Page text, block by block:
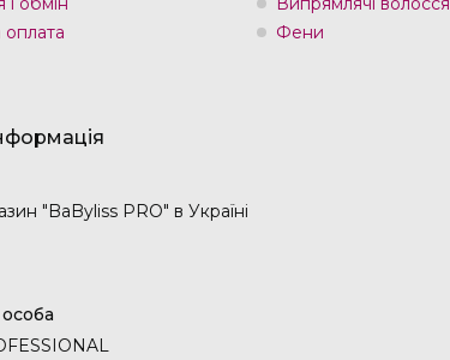
оплата
Фени
"BaByliss PRO" в Україні